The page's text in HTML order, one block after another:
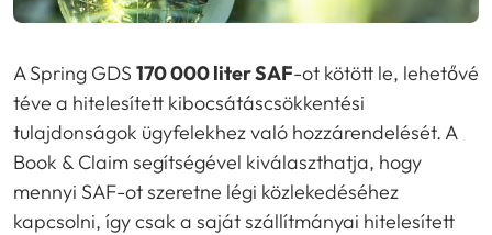
A Spring GDS 170 000 liter SAF-ot kötött le, lehetővé
téve a hitelesített kibocsátáscsökkentési
tulajdonságok ügyfelekhez való hozzárendelését. A
Book & Claim segítségével kiválaszthatja, hogy
mennyi SAF-ot szeretne légi közlekedéséhez
kapcsolni, így csak a saját szállítmányai hitelesített